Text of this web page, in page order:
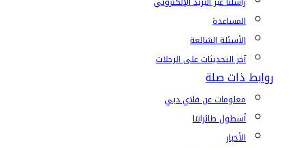
المساعدة
الأسئلة الشائعة
آخر التحديثات على الرحلات
روابط ذات صلة
معلومات عن فلاي دبي
أسطول طائراتنا
الأخبار